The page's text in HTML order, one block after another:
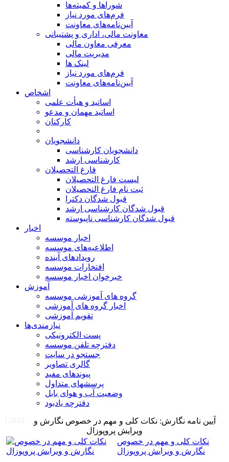
شوراها و کمیته‌ها
فرم‌های مورد نیاز
آیین‌نامه‌های معاونت
معاونت مالی، اداری و پشتیبانی
معرفی معاون مالی
مدیریت مالی
لینک ها
فرم‌های مورد نیاز
آیین‌نامه‌های معاونت
اشخاص
اساتید و هیأت علمی
اساتید مهمان و مدعو
کارکنان
دانشجویان
دانشجویان کارشناسی
کارشناسی ارشد
فارغ التحصیلان
لیست فارغ التحصیلان
ثبت نام فارغ التحصیلان
قبول شدگان دکترا
قبول شدگان کارشناسی ارشد
قبول شدگان کارشناسی ناپیوسته
اخبار
اخبار موسسه
اطلاعیه‌های موسسه
رویدادهای آینده
افتخارات موسسه
خبرخوان اخبار موسسه
آموزش
گروه های آموزشی موسسه
اخبار گروه های آموزشی
تقویم آموزشی
نیازمندی‌ها
پست الکترونیکی
دفترچه تلفن موسسه
جستجو در سایت
گالری تصاویر
پیوندهای مفید
پرسشهای متداول
وضعیت آب و هوای بابل
دفترچه یادبود
آیین نامه نگارش: نکات کلی و مهم در خصوص نگارش و
ویرایش پروپوزال
نکات کلی و مهم در خصوص
نگارش و ویرایش پروپوزال